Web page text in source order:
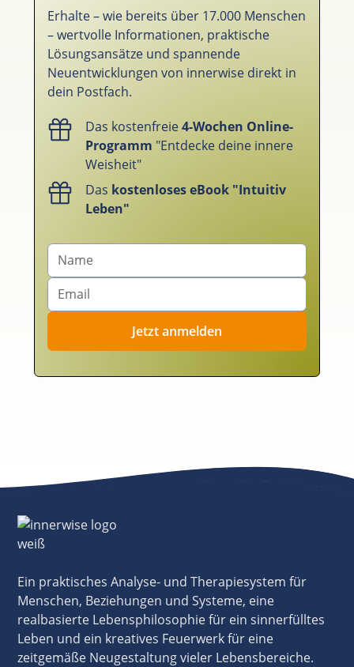
Erhalte – wie bereits über 17.000 Menschen
– wertvolle Informationen, praktische
Lösungsansätze und spannende
Neuentwicklungen von innerwise direkt in
dein Postfach.
Das kostenfreie4-Wochen Online-
Programm "Entdecke deine innere
Weisheit"
Das kostenloses eBook "Intuitiv
Leben"
Ein praktisches Analyse- und Therapiesystem für
Menschen, Beziehungen und Systeme, eine
realbasierte Lebensphilosophie für ein sinnerfülltes
Leben und ein kreatives Feuerwerk für eine
zeitgemäße Neugestaltung vieler Lebensbereiche.